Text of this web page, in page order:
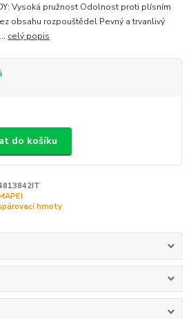
Vysoká pružnost Odolnost proti plísním
obsahu rozpouštědel Pevný a trvanlivý
celý popis
do košíku
hmoty